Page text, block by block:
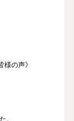
様の声》
。